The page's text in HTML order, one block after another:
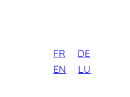
FR
DE
EN
LU